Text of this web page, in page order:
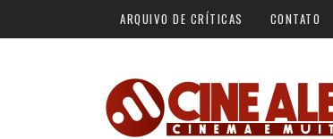
ARQUIVO DE CRÍTICAS CONTATO